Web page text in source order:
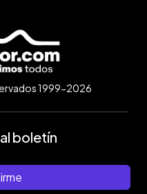
1999-2026
boletín